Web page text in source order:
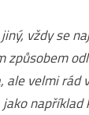
vždy se
způsobem
ale velmi rád